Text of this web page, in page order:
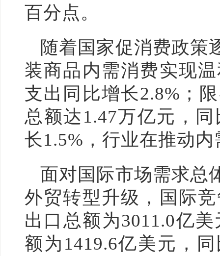
百分点。
随着国家促消费政策
装商品内需消费实现
支出同比增长2.8%；
总额达1.47万亿元，
长1.5%，行业在推动
面对国际市场需求总
外贸转型升级，国际
出口总额为3011.0亿
额为1419.6亿美元，